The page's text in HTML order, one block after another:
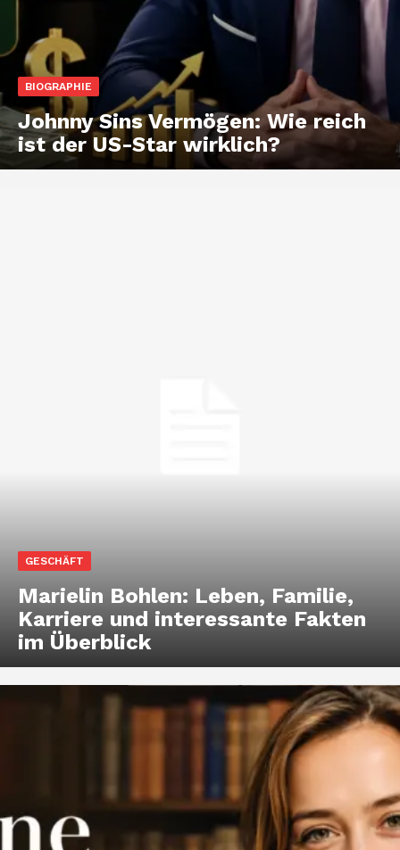
BIOGRAPHIE
Johnny Sins Vermögen: Wie reich
ist der US-Star wirklich?
GESCHÄFT
Marielin Bohlen: Leben, Familie,
Karriere und interessante Fakten
im Überblick